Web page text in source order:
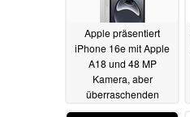
Apple präsentiert
iPhone 16e mit Apple
A18 und 48 MP
Kamera, aber
überraschenden
Sparmaßnahmen